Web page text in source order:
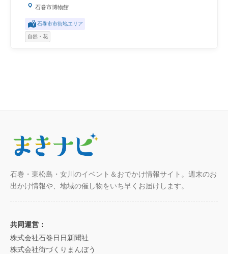
石巻市博物館
石巻市市街地エリア
自然・花
石巻・東松島・女川のイベント＆おでかけ情報サイト。週末のお
出かけ情報や、地域の催し物をいち早くお届けします。
共同運営：
株式会社石巻日日新聞社
株式会社街づくりまんぼう